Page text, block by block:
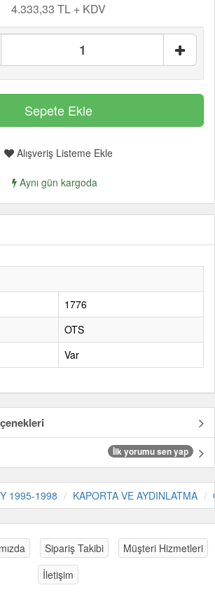
4.333,33 TL + KDV
Alışveriş Listeme Ekle
Aynı gün kargoda
1776
OTS
Var
İlk yorumu sen yap
1995-1998 KAPORTA VE AYDINLATMA
Sipariş Takibi
Müşteri Hizmetleri
İletişim